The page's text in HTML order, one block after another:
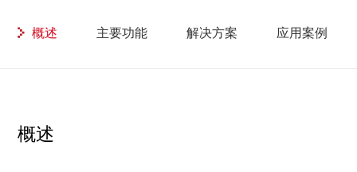
概述 主要功能 解决方案 应用案例
概述